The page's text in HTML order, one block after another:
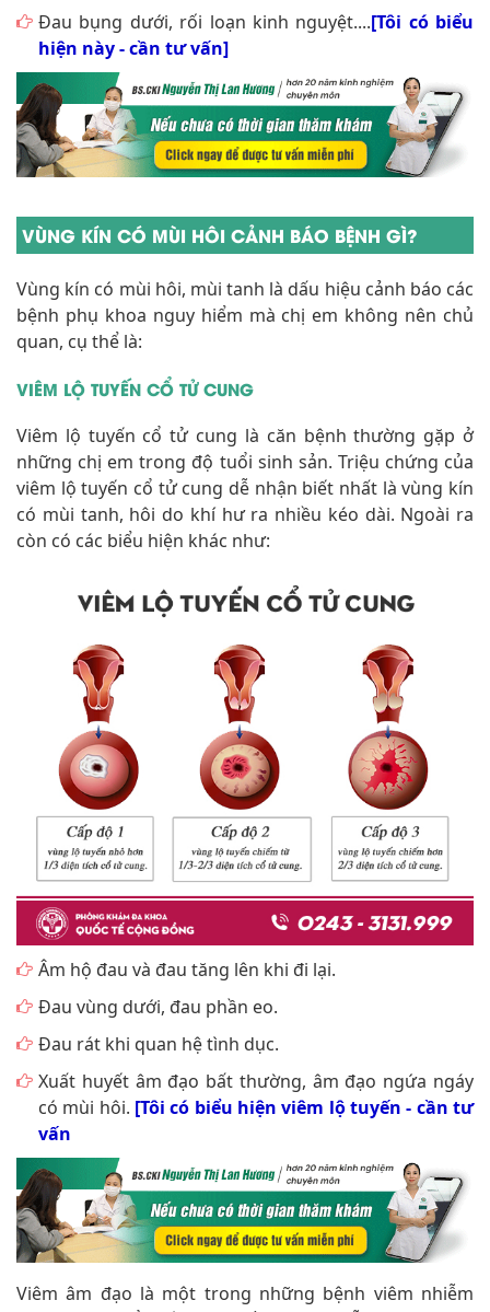
Đau bụng dưới, rối loạn kinh nguyệt....[Tôi có biểu
hiện này - cần tư vấn]
VÙNG KÍN CÓ MÙI HÔI CẢNH BÁO BỆNH GÌ?
Vùng kín có mùi hôi, mùi tanh là dấu hiệu cảnh báo các
bệnh phụ khoa nguy hiểm mà chị em không nên chủ
quan, cụ thể là:
VIÊM LỘ TUYẾN CỔ TỬ CUNG
Viêm lộ tuyến cổ tử cung là căn bệnh thường gặp ở
những chị em trong độ tuổi sinh sản. Triệu chứng của
viêm lộ tuyến cổ tử cung dễ nhận biết nhất là vùng kín
có mùi tanh, hôi do khí hư ra nhiều kéo dài. Ngoài ra
còn có các biểu hiện khác như:
Âm hộ đau và đau tăng lên khi đi lại.
Đau vùng dưới, đau phần eo.
Đau rát khi quan hệ tình dục.
Xuất huyết âm đạo bất thường, âm đạo ngứa ngáy
có mùi hôi. [Tôi có biểu hiện viêm lộ tuyến - cần tư
vấn
Viêm âm đạo là một trong những bệnh viêm nhiễm